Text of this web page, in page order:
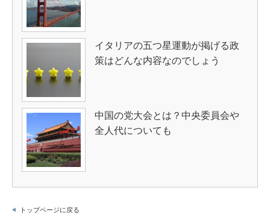
イタリアの五つ星運動が掲げる政
策はどんな内容なのでしょう
中国の党大会とは？中央委員会や
全人代についても
トップページに戻る